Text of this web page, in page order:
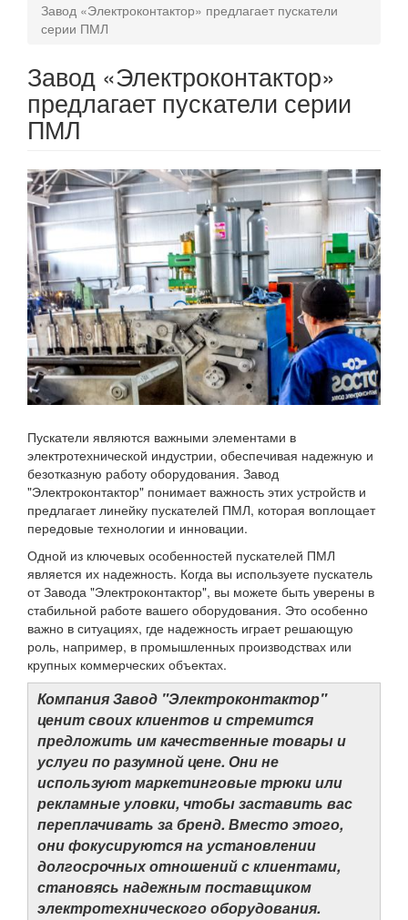
Завод «Электроконтактор» предлагает пускатели
серии ПМЛ
Завод «Электроконтактор»
предлагает пускатели серии
ПМЛ
Пускатели являются важными элементами в
электротехнической индустрии, обеспечивая надежную и
безотказную работу оборудования. Завод
"Электроконтактор" понимает важность этих устройств и
предлагает линейку пускателей ПМЛ, которая воплощает
передовые технологии и инновации.
Одной из ключевых особенностей пускателей ПМЛ
является их надежность. Когда вы используете пускатель
от Завода "Электроконтактор", вы можете быть уверены в
стабильной работе вашего оборудования. Это особенно
важно в ситуациях, где надежность играет решающую
роль, например, в промышленных производствах или
крупных коммерческих объектах.
Компания Завод "Электроконтактор"
ценит своих клиентов и стремится
предложить им качественные товары и
услуги по разумной цене. Они не
используют маркетинговые трюки или
рекламные уловки, чтобы заставить вас
переплачивать за бренд. Вместо этого,
они фокусируются на установлении
долгосрочных отношений с клиентами,
становясь надежным поставщиком
электротехнического оборудования.